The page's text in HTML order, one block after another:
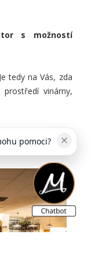
s možností
tedy na Vás, zda
vinárny,
v dětském
pomoci?